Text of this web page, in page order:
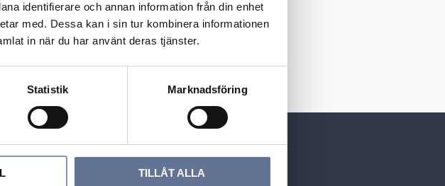
identifierare och annan information från din enhet
med. Dessa kan i sin tur kombinera informationen
in när du har använt deras tjänster.
Statistik Marknadsföring
TILLÅT ALLA
Solhjulet armring
2 295kr